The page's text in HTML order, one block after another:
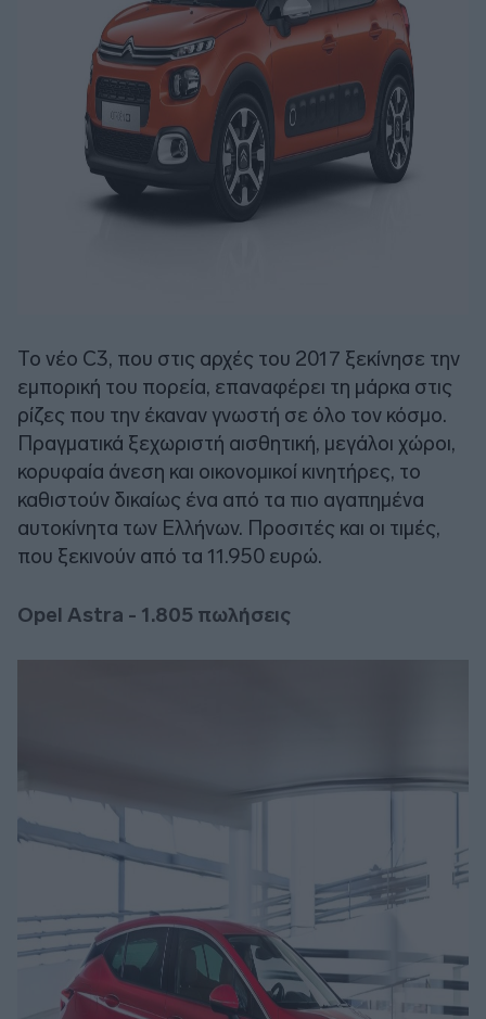
Το νέο C3, που στις αρχές του 2017 ξεκίνησε την
εμπορική του πορεία, επαναφέρει τη μάρκα στις
ρίζες που την έκαναν γνωστή σε όλο τον κόσμο.
Πραγματικά ξεχωριστή αισθητική, μεγάλοι χώροι,
κορυφαία άνεση και οικονομικοί κινητήρες, το
καθιστούν δικαίως ένα από τα πιο αγαπημένα
αυτοκίνητα των Ελλήνων. Προσιτές και οι τιμές,
που ξεκινούν από τα 11.950 ευρώ.
Opel Astra - 1.805 πωλήσεις